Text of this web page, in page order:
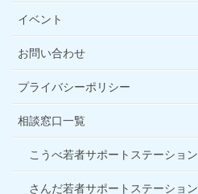
イベント
お問い合わせ
プライバシーポリシー
相談窓口一覧
こうべ若者サポートステーション
さんだ若者サポートステーション